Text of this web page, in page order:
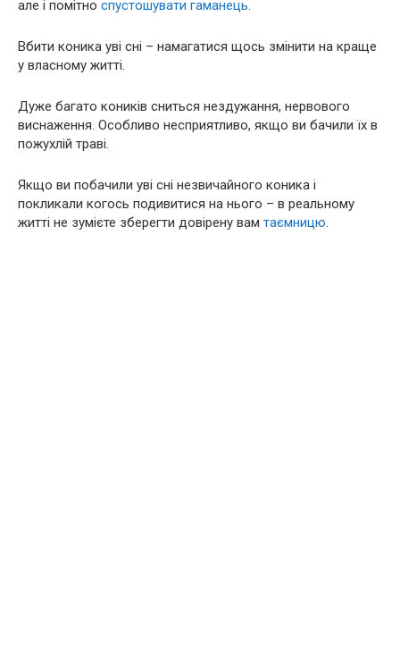
але і помітно спустошувати гаманець.
Вбити коника уві сні – намагатися щось змінити на краще
у власному житті.
Дуже багато коників сниться нездужання, нервового
виснаження. Особливо несприятливо, якщо ви бачили їх в
пожухлій траві.
Якщо ви побачили уві сні незвичайного коника і
покликали когось подивитися на нього – в реальному
житті не зумієте зберегти довірену вам таємницю.